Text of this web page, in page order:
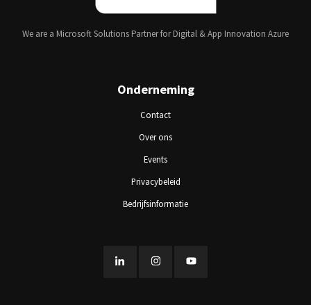
We are a Microsoft Solutions Partner for Digital & App Innovation Azure
Onderneming
Contact
Over ons
Events
Privacybeleid
Bedrijfsinformatie